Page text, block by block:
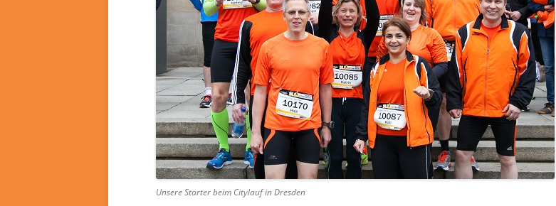
Unsere Starter beim Citylauf in Dresden